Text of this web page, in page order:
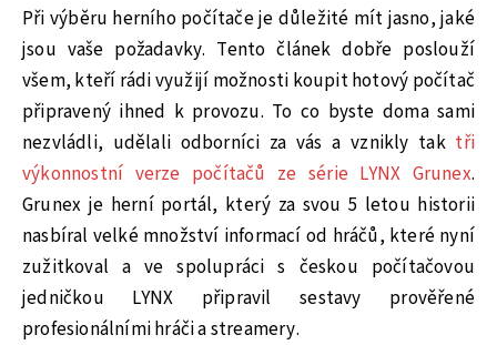
Při výběru herního počítače je důležité mít jasno, jaké
jsou vaše požadavky. Tento článek dobře poslouží
všem, kteří rádi využijí možnosti koupit hotový počítač
připravený ihned k provozu. To co byste doma sami
nezvládli, udělali odborníci za vás a vznikly tak tři
výkonnostní verze počítačů ze série LYNX Grunex.
Grunex je herní portál, který za svou 5 letou historii
nasbíral velké množství informací od hráčů, které nyní
zužitkoval a ve spolupráci s českou počítačovou
jedničkou LYNX připravil sestavy prověřené
profesionálními hráči a streamery.